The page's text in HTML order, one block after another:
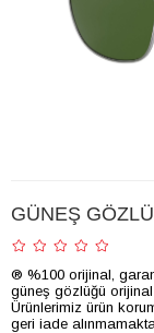
GÜNEŞ
® %100 orijinal,
güneş gözlüğü
Ürünlerimiz ürün
geri iade